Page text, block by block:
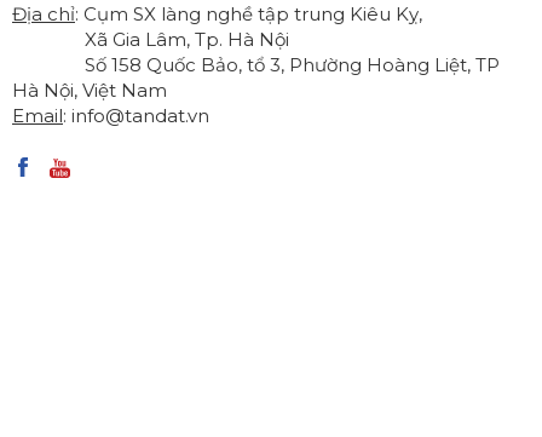
Địa chỉ: Cụm SX làng nghề tập trung Kiêu Kỵ,
Xã Gia Lâm, Tp. Hà Nội
Số 158 Quốc Bảo, tổ 3, Phường Hoàng Liệt, TP
Hà Nội, Việt Nam
Email: info@tandat.vn